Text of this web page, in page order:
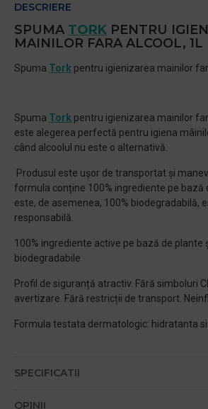
DESCRIERE
SPUMA TORK PENTRU
MAINILOR FARA ALCOOL, 1L
Spuma Tork pentru igienizarea mainilor
Spuma Tork pentru igienizarea mainilor
este alegerea perfectă pentru igiena
când alcoolul nu este o alternativă.
Produsul este ușor de transportat și
formula conține 100% ingrediente pe bază
este, de asemenea, 100% biodegradabilă,
responsabilă.
100% ingrediente active pe bază de plante
biodegradabile
Profil de siguranță atractiv. Fără simboluri
avertizare. Fără restricții de transport.
Formula testata dermatologic: hidratanta si
SPECIFICATII
OPINII